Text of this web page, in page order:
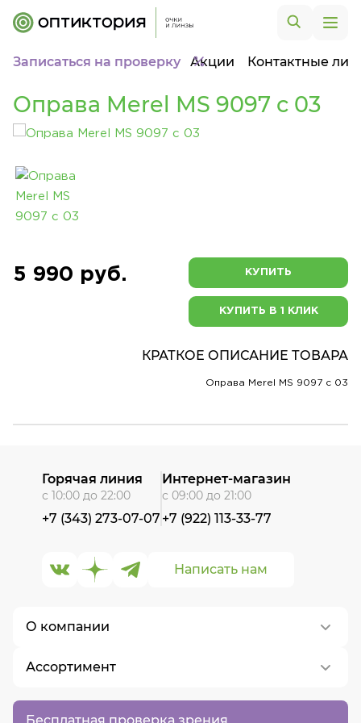
Записаться на проверку Акции Контактные
Оправа Merel MS 9097 с 03
5 990 руб. КУПИТЬ
КУПИТЬ В 1 КЛИК
КРАТКОЕ ОПИСАНИЕ ТОВАРА
Оправа Merel MS 9097 с 03
Бесплатная проверка зрения
О компании
О нас
Контакты
Ассортимент
Написать нам
Горячая линия
с 10:00 до 22:00
+7 (343) 273-07-07
Интернет-магазин
с 09:00 до 21:00
+7 (922) 113-33-77